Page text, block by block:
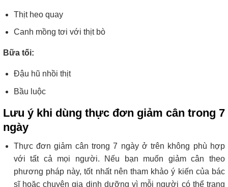
Thịt heo quay
Canh mồng tơi với thịt bò
Bữa tối:
Đậu hũ nhồi thịt
Bầu luộc
Lưu ý khi dùng thực đơn giảm cân trong 7
ngày
Thực đơn giảm cân trong 7 ngày ở trên không phù hợp
với tất cả mọi người. Nếu bạn muốn giảm cân theo
phương pháp này, tốt nhất nên tham khảo ý kiến của bác
sĩ hoặc chuyên gia dinh dưỡng vì mỗi người có thể trạng